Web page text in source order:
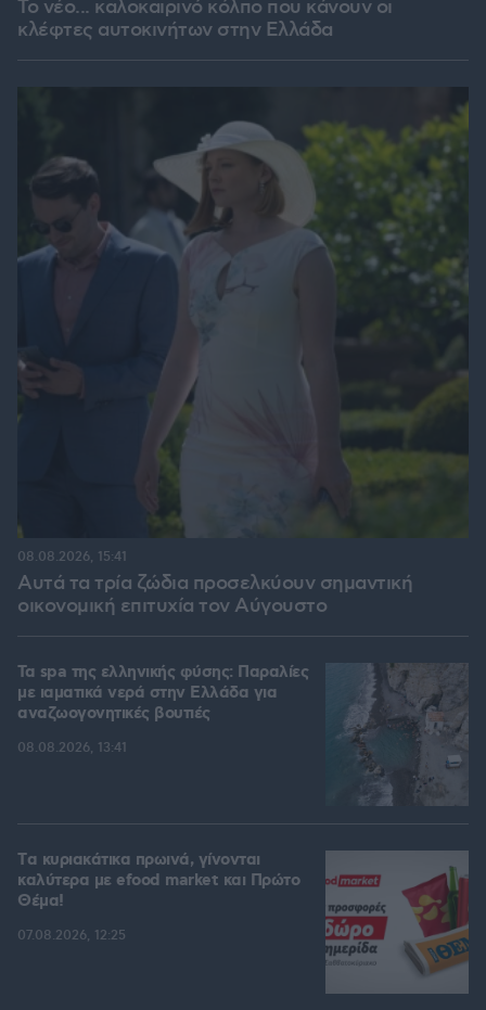
Το νέο... καλοκαιρινό κόλπο που κάνουν οι
κλέφτες αυτοκινήτων στην Ελλάδα
Αυτά τα τρία ζώδια προσελκύουν σημαντική
οικονομική επιτυχία τον Αύγουστο
08.08.2026, 15:41
Τα spa της ελληνικής φύσης: Παραλίες
με ιαματικά νερά στην Ελλάδα για
αναζωογονητικές βουτιές
08.08.2026, 13:41
Tα κυριακάτικα πρωινά, γίνονται
καλύτερα με efood market και Πρώτο
Θέμα!
07.08.2026, 12:25